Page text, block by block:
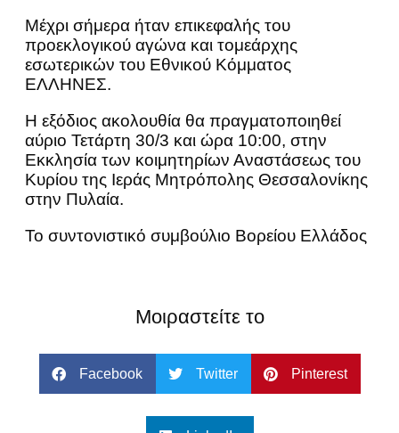
Μέχρι σήμερα ήταν επικεφαλής του
προεκλογικού αγώνα και τομεάρχης
εσωτερικών του Εθνικού Kόμματος
ΕΛΛΗΝΕΣ.
Η εξόδιος ακολουθία θα πραγματοποιηθεί
αύριο Τετάρτη 30/3 και ώρα 10:00, στην
Εκκλησία των κοιμητηρίων Αναστάσεως του
Κυρίου της Ιεράς Μητρόπολης Θεσσαλονίκης
στην Πυλαία.
Το συντονιστικό συμβούλιο Βορείου Ελλάδος
Μοιραστείτε το
Facebook Twitter Pinterest